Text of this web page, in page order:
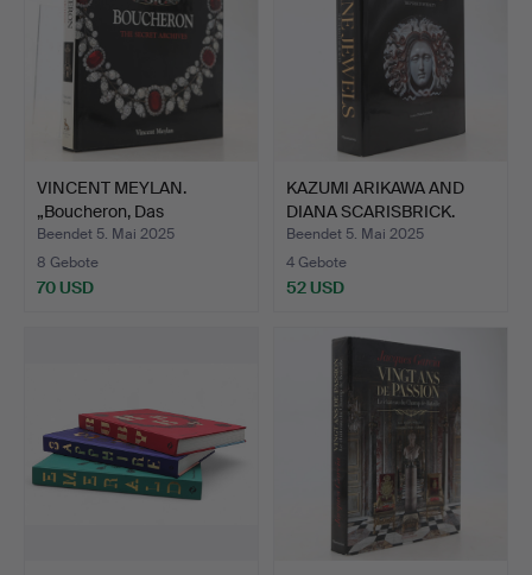
VINCENT MEYLAN.
„Boucheron, Das
Geheimarch…
Beendet 5. Mai 2025
8 Gebote
70 USD
KAZUMI ARIKAWA AND
DIANA SCARISBRICK.
„Göt…
Beendet 5. Mai 2025
4 Gebote
52 USD